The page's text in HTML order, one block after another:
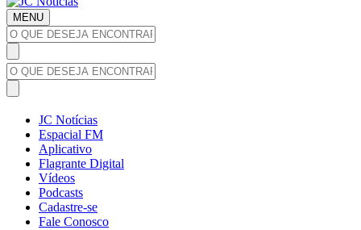
MENU
JC Notícias
Espacial FM
Aplicativo
Flagrante Digital
Vídeos
Podcasts
Cadastre-se
Fale Conosco